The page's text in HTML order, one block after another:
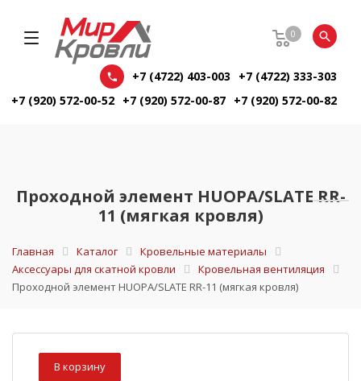
0
+7 (4722) 403-003
+7 (4722) 333-303
+7 (920) 572-00-52 +7 (920) 572-00-87 +7 (920) 572-00-82
Проходной элемент HUOPA/SLATE RR-
11 (мягкая кровля)
Главная Каталог
Кровельные материалы
Аксессуары для скатной кровли
Кровельная вентиляция
Проходной элемент HUOPA/SLATE RR-11 (мягкая кровля)
В корзину